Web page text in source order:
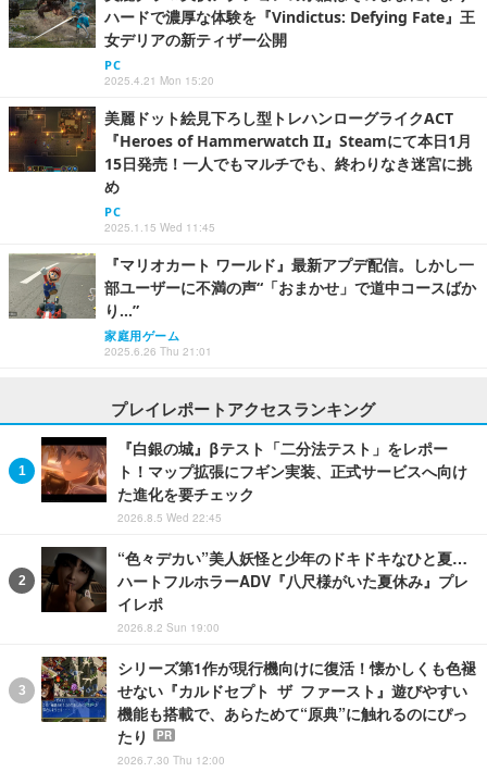
ハードで濃厚な体験を『Vindictus: Defying Fate』王
女デリアの新ティザー公開
PC
2025.4.21 Mon 15:20
美麗ドット絵見下ろし型トレハンローグライクACT
『Heroes of Hammerwatch II』Steamにて本日1月
15日発売！一人でもマルチでも、終わりなき迷宮に挑
め
PC
2025.1.15 Wed 11:45
『マリオカート ワールド』最新アプデ配信。しかし一
部ユーザーに不満の声“「おまかせ」で道中コースばか
り…”
家庭用ゲーム
2025.6.26 Thu 21:01
プレイレポートアクセスランキング
『白銀の城』βテスト「二分法テスト」をレポー
ト！マップ拡張にフギン実装、正式サービスへ向け
た進化を要チェック
2026.8.5 Wed 22:45
“色々デカい”美人妖怪と少年のドキドキなひと夏…
ハートフルホラーADV『八尺様がいた夏休み』プレ
イレポ
2026.8.2 Sun 19:00
シリーズ第1作が現行機向けに復活！懐かしくも色褪
せない『カルドセプト ザ ファースト』遊びやすい
機能も搭載で、あらためて“原典”に触れるのにぴっ
たり
PR
2026.7.30 Thu 12:00